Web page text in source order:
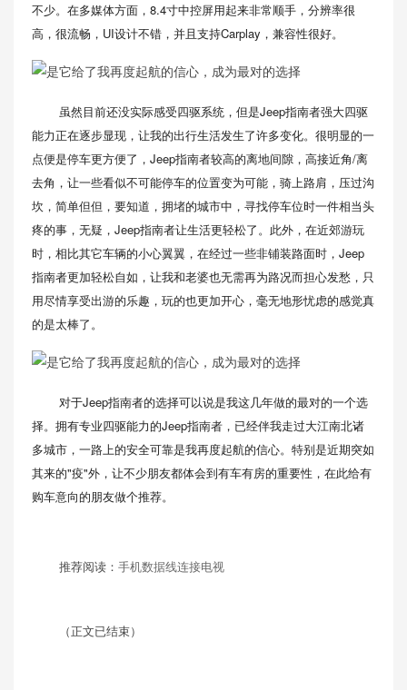
不少。在多媒体方面，8.4寸中控屏用起来非常顺手，分辨率很
高，很流畅，UI设计不错，并且支持Carplay，兼容性很好。
虽然目前还没实际感受四驱系统，但是Jeep指南者强大四驱
能力正在逐步显现，让我的出行生活发生了许多变化。很明显的一
点便是停车更方便了，Jeep指南者较高的离地间隙，高接近角/离
去角，让一些看似不可能停车的位置变为可能，骑上路肩，压过沟
坎，简单但但，要知道，拥堵的城市中，寻找停车位时一件相当头
疼的事，无疑，Jeep指南者让生活更轻松了。此外，在近郊游玩
时，相比其它车辆的小心翼翼，在经过一些非铺装路面时，Jeep
指南者更加轻松自如，让我和老婆也无需再为路况而担心发愁，只
用尽情享受出游的乐趣，玩的也更加开心，毫无地形忧虑的感觉真
的是太棒了。
对于Jeep指南者的选择可以说是我这几年做的最对的一个选
择。拥有专业四驱能力的Jeep指南者，已经伴我走过大江南北诸
多城市，一路上的安全可靠是我再度起航的信心。特别是近期突如
其来的"疫"外，让不少朋友都体会到有车有房的重要性，在此给有
购车意向的朋友做个推荐。
推荐阅读： 手机数据线连接电视
（正文已结束）